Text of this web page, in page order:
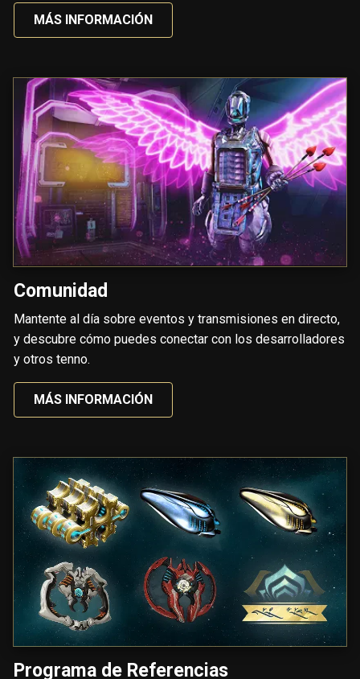
MÁS INFORMACIÓN
Comunidad
Mantente al día sobre eventos y transmisiones en directo,
y descubre cómo puedes conectar con los desarrolladores
y otros tenno.
MÁS INFORMACIÓN
Programa de Referencias